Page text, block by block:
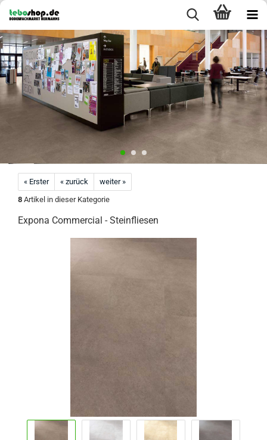
« Erster « zurück
weiter »
8 Artikel in dieser Kategorie
Expona Commercial - Steinfliesen